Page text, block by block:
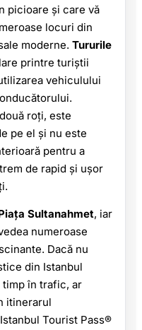
picioare și care vă
locuri din
moderne. Tururile
printre turiștii
vehiculului
roți, este
pe el și nu este
pentru a
de rapid și ușor
Sultanahmet, iar
numeroase
Dacă nu
din Istanbul
timp în trafic, ar
itinerarul
Tourist Pass®